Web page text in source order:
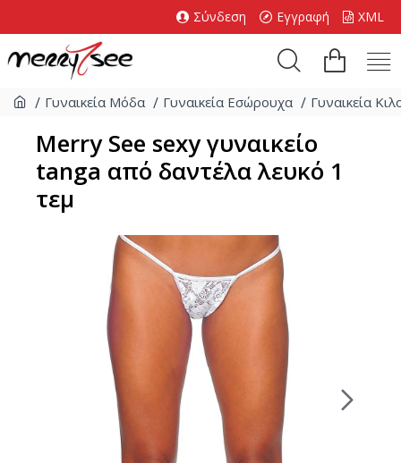
Σύνδεση Εγγραφή XML
Γυναικεία Μόδα Γυναικεία Εσώρουχα Γυναικεία
Merry See sexy γυναικείο
tanga από δαντέλα λευκό 1
τεμ